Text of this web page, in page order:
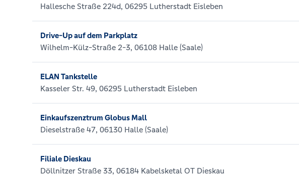
Hallesche Straße 224d, 06295 Lutherstadt Eisleben
Drive-Up auf dem Parkplatz
Wilhelm-Külz-Straße 2-3, 06108 Halle (Saale)
ELAN Tankstelle
Kasseler Str. 49, 06295 Lutherstadt Eisleben
Einkaufszenztrum Globus Mall
Dieselstraße 47, 06130 Halle (Saale)
Filiale Dieskau
Döllnitzer Straße 33, 06184 Kabelsketal OT Dieskau